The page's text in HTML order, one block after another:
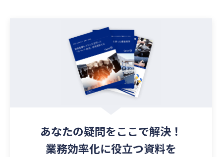
あなたの疑問をここで解決！
業務効率化に役立つ資料を